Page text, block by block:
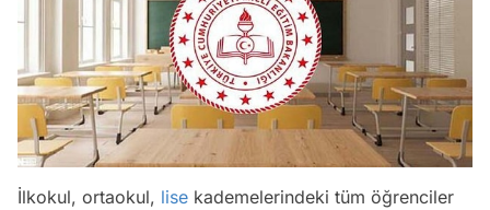
İlkokul, ortaokul, lise kademelerindeki tüm öğrenciler